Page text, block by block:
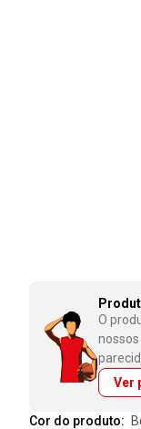
O
Ver
Cor do produto: